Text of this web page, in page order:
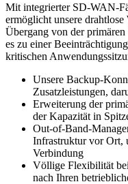
Mit integrierter SD-WAN-
ermöglicht unsere
Übergang von der
es zu einer
kritischen
Unsere Backup-
Zusatzleistungen,
Erweiterung der
der Kapazität in
Out-of-Band-
Infrastruktur vor Ort,
Verbindung
Völlige Flexibilität
nach Ihren